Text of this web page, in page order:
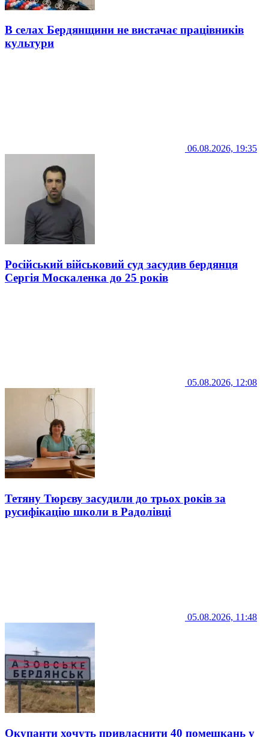
В селах Бердянщини не вистачає працівників
культури
06.08.2026, 19:35
Російський військовий суд засудив бердянця
Сергія Москаленка до 25 років
05.08.2026, 12:08
Тетяну Тюрєву засудили до трьох років за
русифікацію школи в Радолівці
05.08.2026, 11:48
Окупанти хочуть привласнити 40 помешкань у